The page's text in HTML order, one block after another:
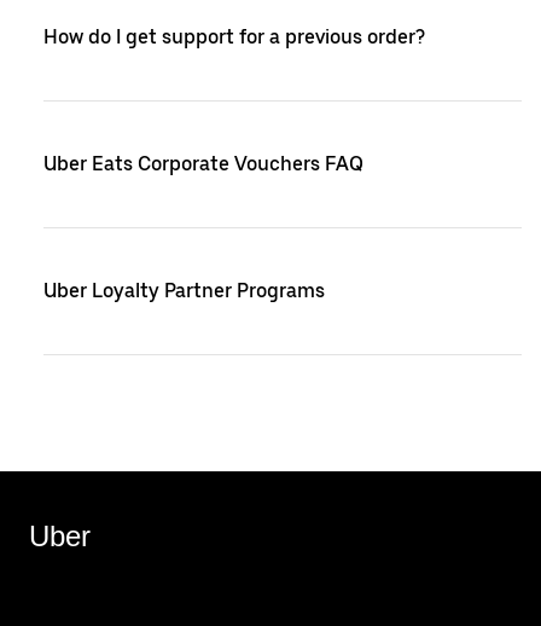
How do I get support for a previous order?
Uber Eats Corporate Vouchers FAQ
Uber Loyalty Partner Programs
Uber